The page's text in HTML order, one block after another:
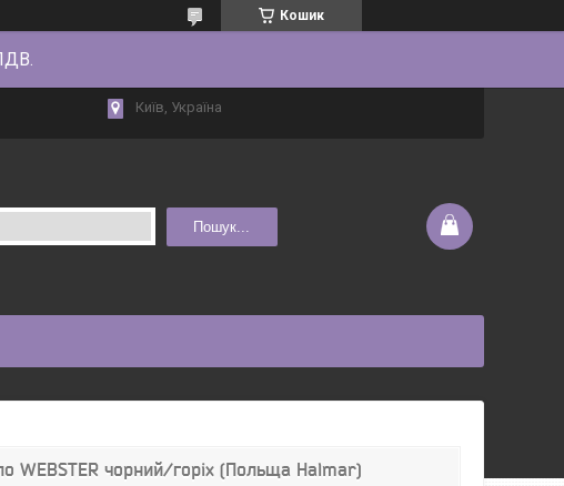
Кошик
Київ, Україна
Пошук...
WEBSTER чорний/горіх (Польща Halmar)